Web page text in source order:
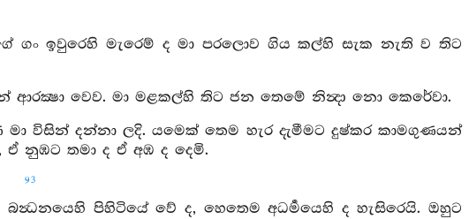
ගං ඉවුරෙහි මැරෙම් ද මා පරලොව ගිය කල්හි සැක නැති ව තිට
ආරක්‍ෂා වෙව. මා මළකල්හි තිට ජන තෙමේ නින්‍දා නො කෙරේවා.
විසින් දන්නා ලදි. යමෙක් තෙම හැර දැමීමට දුෂ්කර කාමගුණයන්
ඒ නුඹට තමා ද ඒ අඹ ද දෙමි.
93
බන්‍ධනයෙහි පිහිටියේ වේ ද, හෙතෙම අධර්‍මයෙහි ද හැසිරෙයි. ඔහුට